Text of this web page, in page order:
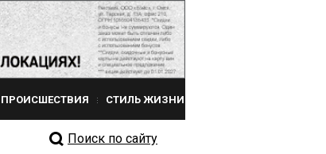
ПРОИСШЕСТВИЯ СТИЛЬ ЖИЗНИ
Поиск по сайту